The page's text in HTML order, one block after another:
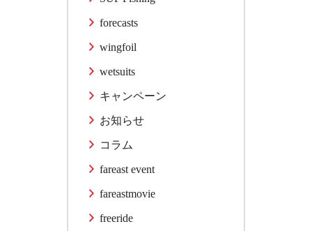
forecasts
wingfoil
wetsuits
キャンペーン
お知らせ
コラム
fareast event
fareastmovie
freeride